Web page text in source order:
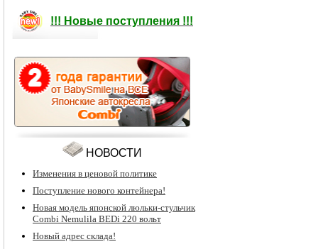
!!! Новые поступления !!!
НОВОСТИ
Изменения в ценовой политике
Поступление нового контейнера!
Новая модель японской люльки-стульчик
Combi Nemulila BEDi 220 вольт
Новый адрес склада!